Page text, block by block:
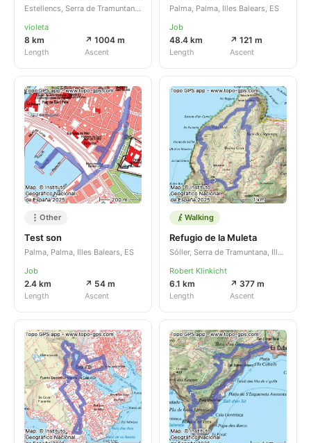
Estellencs, Serra de Tramuntana, Illes Balears, ES
violeta
8 km
Length
↗ 1004 m
Ascent
Palma, Palma, Illes Balears, ES
Job
48.4 km
Length
↗ 121 m
Ascent
Other
Test son
Palma, Palma, Illes Balears, ES
Job
2.4 km
Length
↗ 54 m
Ascent
Walking
Refugio de la Muleta
Sóller, Serra de Tramuntana, Illes Balears, ES
Robert Klinkicht
6.1 km
Length
↗ 377 m
Ascent